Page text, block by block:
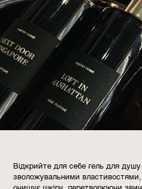
Відкрийте для себе гель для
зволожувальними властивостями,